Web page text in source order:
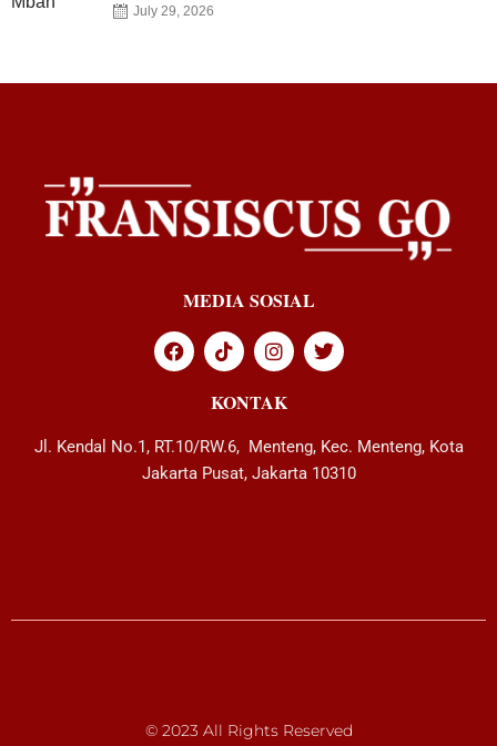
July 29, 2026
MEDIA SOSIAL
KONTAK
Jl. Kendal No.1, RT.10/RW.6, Menteng, Kec. Menteng, Kota
Jakarta Pusat, Jakarta 10310
© 2023 All Rights Reserved